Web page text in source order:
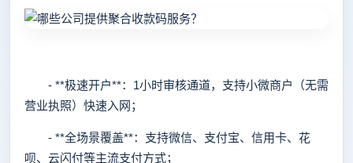
- **极速开户**：1小时审核通道，支持小微商户（无需
营业执照）快速入网；
- **全场景覆盖**：支持微信、支付宝、信用卡、花
呗、云闪付等主流支付方式；